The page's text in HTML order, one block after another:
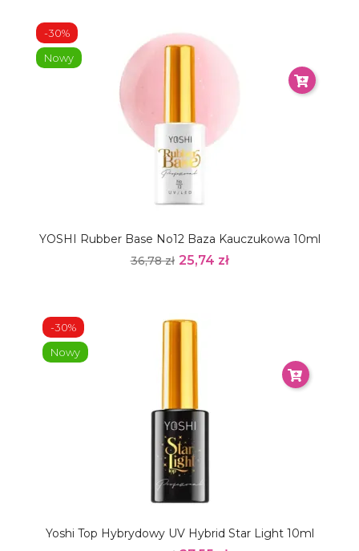
YOSHI Rubber Base No12 Baza Kauczukowa 10ml
36,78 zł 25,74 zł
-30%
Nowy
Yoshi Top Hybrydowy UV Hybrid Star Light 10ml
-30%
Nowy